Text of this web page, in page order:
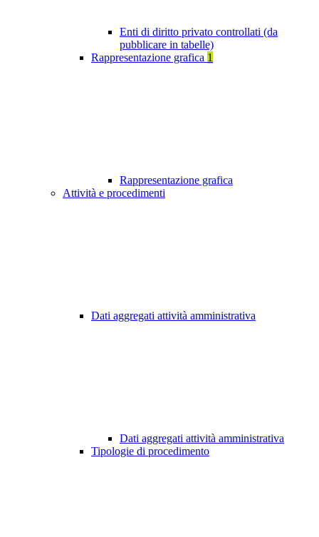
Enti di diritto privato controllati (da
pubblicare in tabelle)
Rappresentazione grafica 1
Rappresentazione grafica
Attività e procedimenti
Dati aggregati attività amministrativa
Dati aggregati attività amministrativa
Tipologie di procedimento